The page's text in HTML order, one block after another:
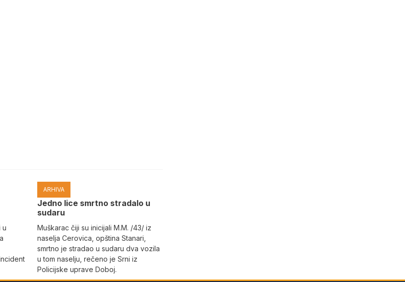
u
ARHIVA
Јedno lice smrtno stradalo u
sudaru
Muškarac čiji su inicijali M.M. /43/ iz
naselja Cerovica, opština Stanari,
smrtno je stradao u sudaru dva vozila
u tom naselju, rečeno je Srni iz
Policijske uprave Doboj.